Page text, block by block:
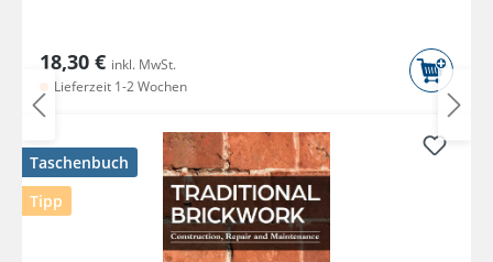
18,30 € inkl. MwSt.
Lieferzeit 1-2 Wochen
Taschenbuch
Tipp